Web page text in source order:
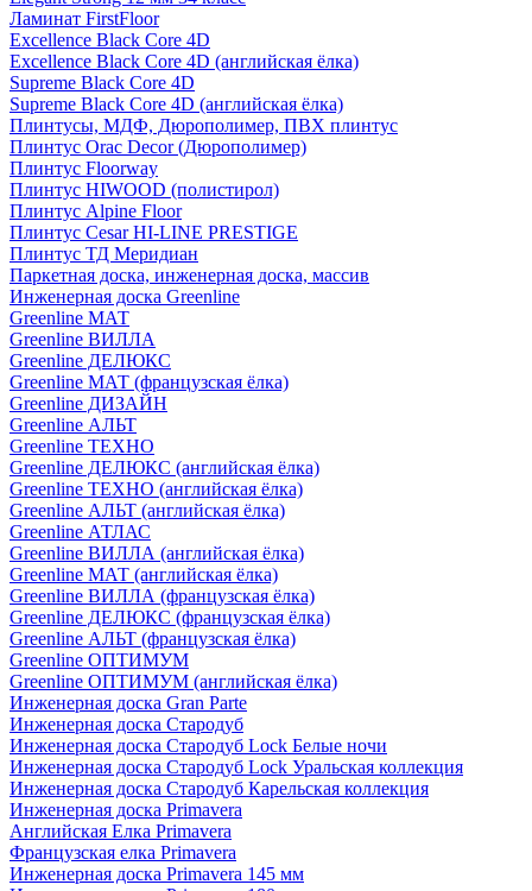
Ламинат FirstFloor
Excellence Black Core 4D
Excellence Black Core 4D (английская ёлка)
Supreme Black Core 4D
Supreme Black Core 4D (английская ёлка)
Плинтусы, МДФ, Дюрополимер, ПВХ плинтус
Плинтус Orac Decor (Дюрополимер)
Плинтус Floorway
Плинтус HIWOOD (полистирол)
Плинтус Alpine Floor
Плинтус Cesar HI-LINE PRESTIGE
Плинтус ТД Меридиан
Паркетная доска, инженерная доска, массив
Инженерная доска Greenline
Greenline МАТ
Greenline ВИЛЛА
Greenline ДЕЛЮКС
Greenline МАТ (французская ёлка)
Greenline ДИЗАЙН
Greenline АЛЬТ
Greenline ТЕХНО
Greenline ДЕЛЮКС (английская ёлка)
Greenline ТЕХНО (английская ёлка)
Greenline АЛЬТ (английская ёлка)
Greenline АТЛАС
Greenline ВИЛЛА (английская ёлка)
Greenline МАТ (английская ёлка)
Greenline ВИЛЛА (французская ёлка)
Greenline ДЕЛЮКС (французская ёлка)
Greenline АЛЬТ (французская ёлка)
Greenline ОПТИМУМ
Greenline ОПТИМУМ (английская ёлка)
Инженерная доска Gran Parte
Инженерная доска Стародуб
Инженерная доска Стародуб Lock Белые ночи
Инженерная доска Стародуб Lock Уральская коллекция
Инженерная доска Стародуб Карельская коллекция
Инженерная доска Primavera
Английская Елка Primavera
Французская елка Primavera
Инженерная доска Primavera 145 мм